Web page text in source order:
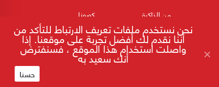
من الذاكرة
كورونا
نحن نستخدم ملفات تعريف الارتباط للتأكد من
أننا نقدم لك أفضل تجربة على موقعنا. إذا
واصلت استخدام هذا الموقع ، فسنفترض
أنك سعيد به
حسنا